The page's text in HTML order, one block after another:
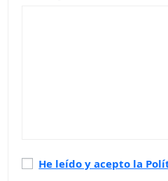
Política
He leído y acepto la